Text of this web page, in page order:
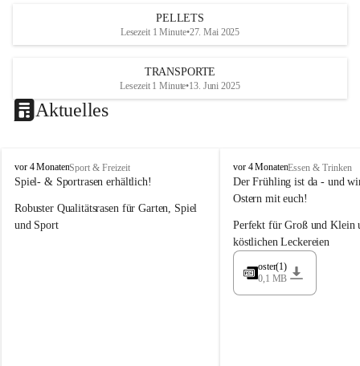
PELLETS
Lesezeit 1 Minute•27. Mai 2025
TRANSPORTE
Lesezeit 1 Minute•13. Juni 2025
Aktuelles
M
a
e
r
vor 4 MonatenSport & Freizeit
Spiel- & Sportrasen erhältlich!
Robuster Qualitätsrasen für Garten, Spiel
und Sport
M
a
y
r
G
ü
e
vor 4 MonatenEssen & Trinken
Der Frühling ist da - und
Ostern mit euch!
Perfekt für Groß und Klein
köstlichen Leckereien
oster(1)
0,1 MB